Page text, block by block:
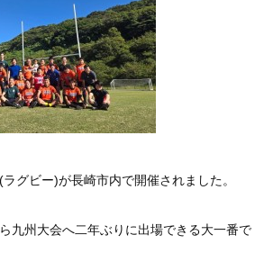
グビー)が長崎市内で開催されました。
九州大会へ二年ぶりに出場できる大一番で